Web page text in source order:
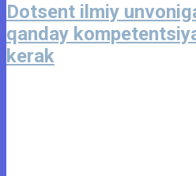
Dotsent ilmiy
qanday
kerak